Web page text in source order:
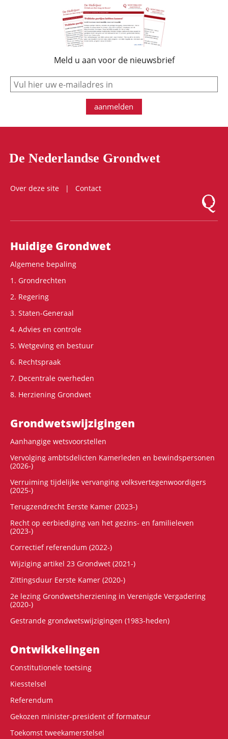
Meld u aan voor de nieuwsbrief
e-mail
aanmelden
De Nederlandse Grondwet
Over deze site
Contact
Logo
Hoofdnavigatie
Huidige Grondwet
Algemene bepaling
1. Grondrechten
2. Regering
3. Staten-Generaal
4. Advies en controle
5. Wetgeving en bestuur
6. Rechtspraak
7. Decentrale overheden
8. Herziening Grondwet
Grondwets­wijzigingen
Aanhangige wetsvoorstellen
Vervolging ambtsdelicten Kamerleden en bewindspersonen
(2026-)
Verruiming tijdelijke vervanging volksvertegenwoordigers
(2025-)
Terugzendrecht Eerste Kamer (2023-)
Recht op eerbiediging van het gezins- en familieleven
(2023-)
Correctief referendum (2022-)
Wijziging artikel 23 Grondwet (2021-)
Zittingsduur Eerste Kamer (2020-)
2e lezing Grondwetsherziening in Verenigde Vergadering
(2020-)
Gestrande grondwetswijzigingen (1983-heden)
Ontwikke­lingen
Constitutionele toetsing
Kiesstelsel
Referendum
Gekozen minister-president of formateur
Toekomst tweekamerstelsel